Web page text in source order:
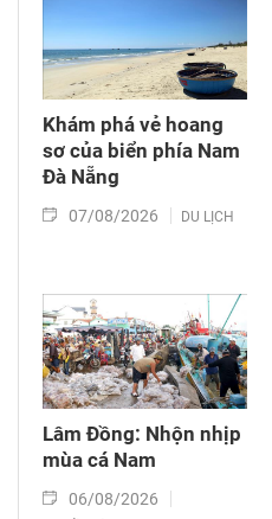
Khám phá vẻ hoang
sơ của biển phía Nam
Đà Nẵng
07/08/2026 DU LỊCH
Lâm Đồng: Nhộn nhịp
mùa cá Nam
06/08/2026